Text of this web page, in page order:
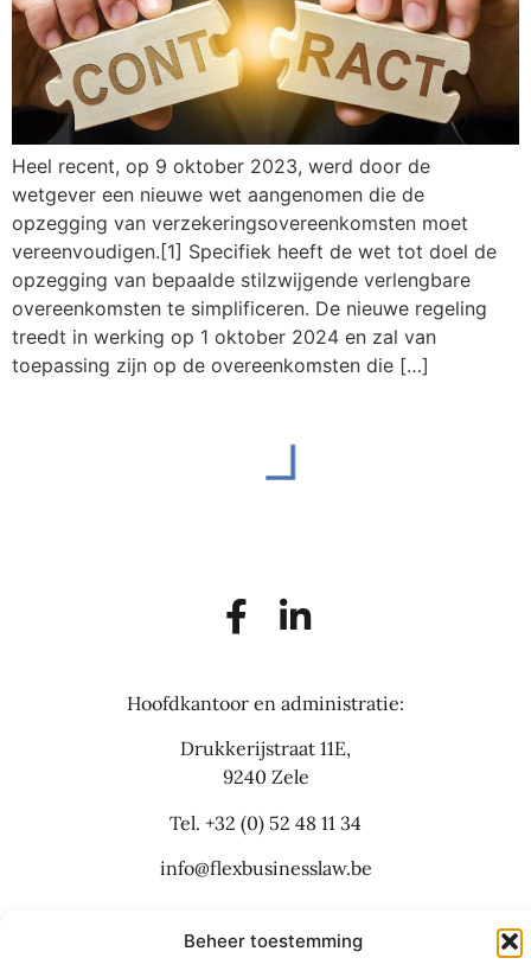
Beheer toestemming
Heel recent, op 9 oktober 2023, werd door de
wetgever een nieuwe wet aangenomen die de
opzegging van verzekeringsovereenkomsten moet
vereenvoudigen.[1] Specifiek heeft de wet tot doel de
opzegging van bepaalde stilzwijgende verlengbare
overeenkomsten te simplificeren. De nieuwe regeling
treedt in werking op 1 oktober 2024 en zal van
toepassing zijn op de overeenkomsten die […]
Hoofdkantoor en administratie:
Drukkerijstraat 11E,
9240 Zele
Tel. +32 (0) 52 48 11 34
info@flexbusinesslaw.be
Bijkantoor: